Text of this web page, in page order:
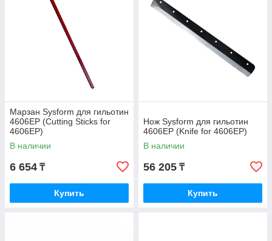
Марзан Sysform для гильотин
4606EP (Cutting Sticks for
4606EP)
В наличии
6 654 ₸
Купить
Нож Sysform для гильотин
4606EP (Knife for 4606EP)
В наличии
56 205 ₸
Купить